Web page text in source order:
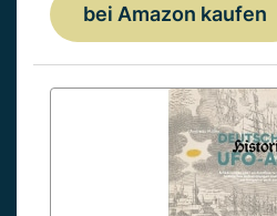
bei Amazon kaufen